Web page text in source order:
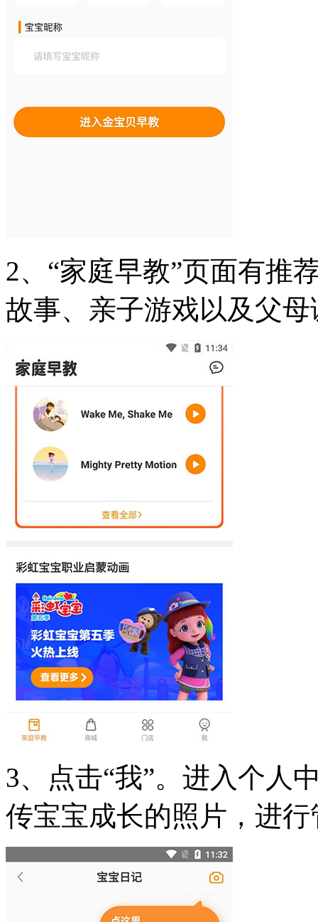
2、“家庭早教”页面有推
故事、亲子游戏以及父
3、点击“我”。进入个人
传宝宝成长的照片，进